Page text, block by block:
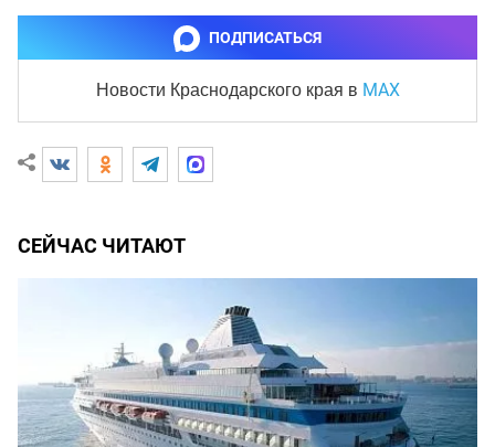
ПОДПИСАТЬСЯ
Новости Краснодарского края в MAX
СЕЙЧАС ЧИТАЮТ